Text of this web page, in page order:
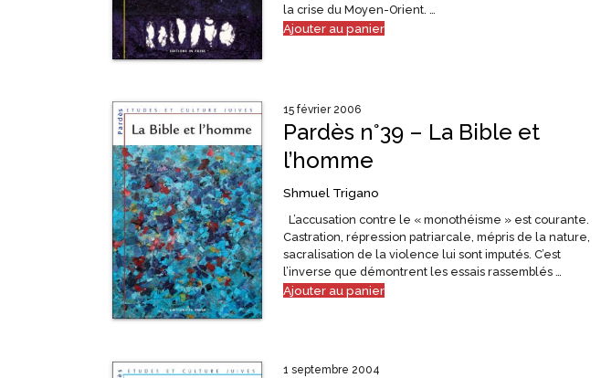
la crise du Moyen-Orient. …
Ajouter au panier
15 février 2006
Pardès n°39 – La Bible et
l’homme
Shmuel Trigano
L’accusation contre le « monothéisme » est courante.
Castration, répression patriarcale, mépris de la nature,
sacralisation de la violence lui sont imputés. C’est
l’inverse que démontrent les essais rassemblés …
Ajouter au panier
1 septembre 2004